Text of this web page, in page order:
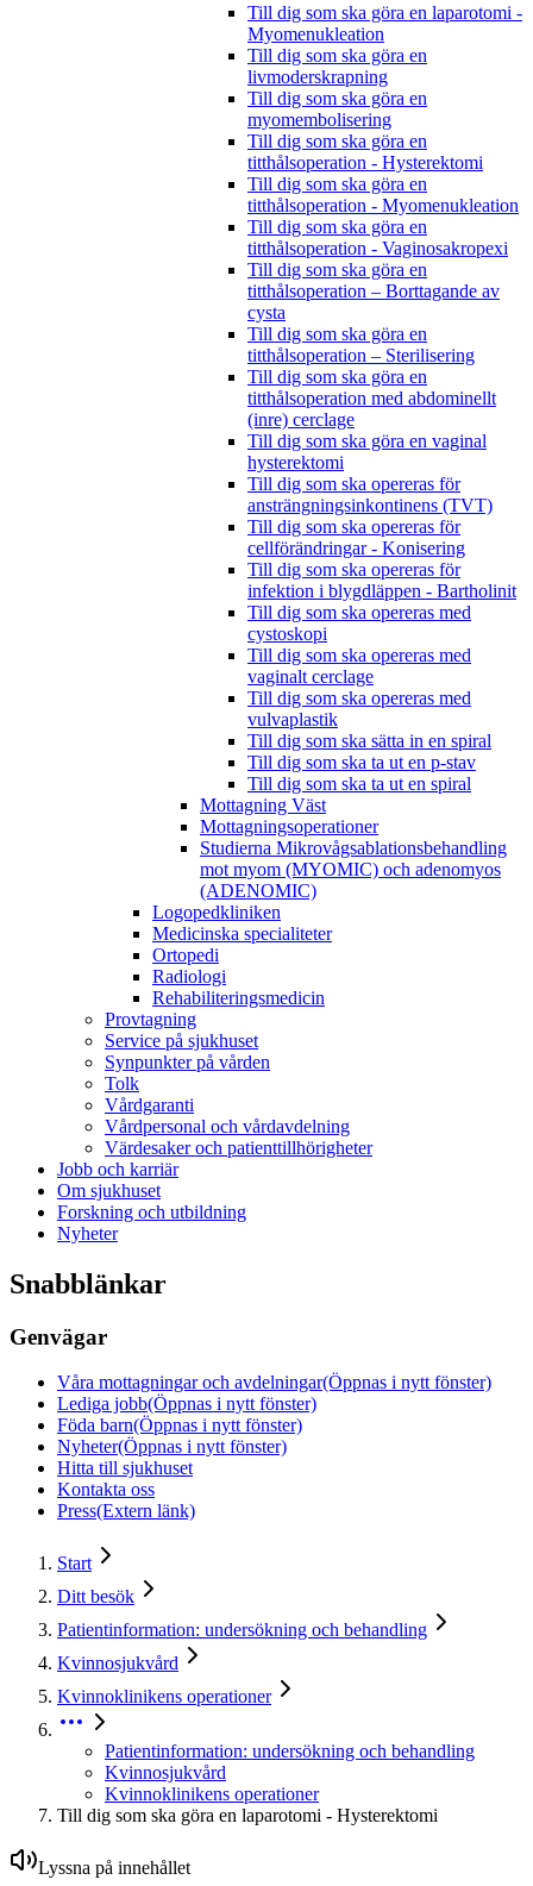
Till dig som ska göra en laparotomi -
Myomenukleation
Till dig som ska göra en
livmoderskrapning
Till dig som ska göra en
myomembolisering
Till dig som ska göra en
titthålsoperation - Hysterektomi
Till dig som ska göra en
titthålsoperation - Myomenukleation
Till dig som ska göra en
titthålsoperation - Vaginosakropexi
Till dig som ska göra en
titthålsoperation – Borttagande av
cysta
Till dig som ska göra en
titthålsoperation – Sterilisering
Till dig som ska göra en
titthålsoperation med abdominellt
(inre) cerclage
Till dig som ska göra en vaginal
hysterektomi
Till dig som ska opereras för
ansträngningsinkontinens (TVT)
Till dig som ska opereras för
cellförändringar - Konisering
Till dig som ska opereras för
infektion i blygdläppen - Bartholinit
Till dig som ska opereras med
cystoskopi
Till dig som ska opereras med
vaginalt cerclage
Till dig som ska opereras med
vulvaplastik
Till dig som ska sätta in en spiral
Till dig som ska ta ut en p-stav
Till dig som ska ta ut en spiral
Mottagning Väst
Mottagningsoperationer
Studierna Mikrovågsablationsbehandling
mot myom (MYOMIC) och adenomyos
(ADENOMIC)
Logopedkliniken
Medicinska specialiteter
Ortopedi
Radiologi
Rehabiliteringsmedicin
Provtagning
Service på sjukhuset
Synpunkter på vården
Tolk
Vårdgaranti
Vårdpersonal och vårdavdelning
Värdesaker och patienttillhörigheter
Jobb och karriär
Om sjukhuset
Forskning och utbildning
Nyheter
Snabblänkar
Genvägar
Våra mottagningar och avdelningar(Öppnas i nytt fönster)
Lediga jobb(Öppnas i nytt fönster)
Föda barn(Öppnas i nytt fönster)
Nyheter(Öppnas i nytt fönster)
Hitta till sjukhuset
Kontakta oss
Press(Extern länk)
Start
Ditt besök
Patientinformation: undersökning och behandling
Kvinnosjukvård
Kvinnoklinikens operationer
Patientinformation: undersökning och behandling
Kvinnosjukvård
Kvinnoklinikens operationer
Till dig som ska göra en laparotomi - Hysterektomi
Lyssna på innehållet